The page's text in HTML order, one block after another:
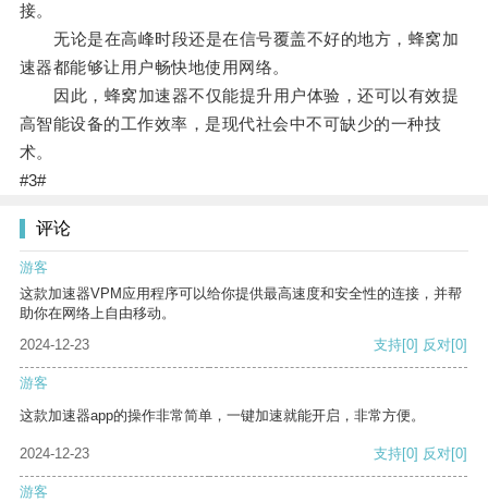
接。
无论是在高峰时段还是在信号覆盖不好的地方，蜂窝加
速器都能够让用户畅快地使用网络。
因此，蜂窝加速器不仅能提升用户体验，还可以有效提
高智能设备的工作效率，是现代社会中不可缺少的一种技
术。
#3#
评论
游客
这款加速器VPM应用程序可以给你提供最高速度和安全性的连接，并帮
助你在网络上自由移动。
2024-12-23
支持[0] 反对[0]
游客
这款加速器app的操作非常简单，一键加速就能开启，非常方便。
2024-12-23 支持[0] 反对[0]
游客